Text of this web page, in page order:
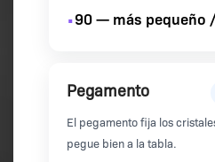
•90— más pequeño
Pegamento
El pegamento fija los
pegue bien a la tabla.